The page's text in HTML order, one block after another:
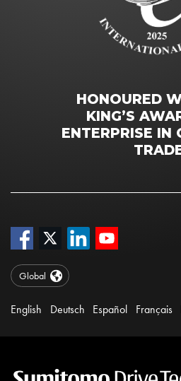
HONOURED
KING’S
ENTERPRISE IN
Global
English Deutsch Español Français